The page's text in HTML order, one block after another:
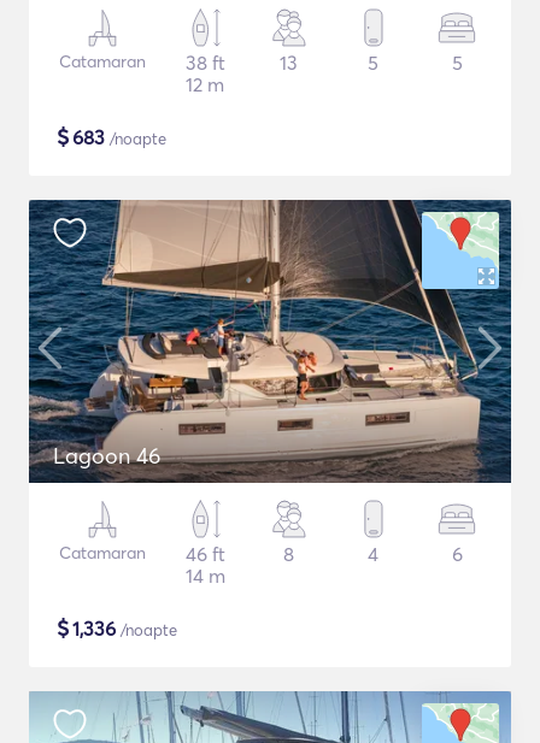
Catamaran
38 ft
12 m
13 5 5
$683 /noapte
Lagoon 46
Catamaran
46 ft
14 m
8 4 6
$1,336 /noapte